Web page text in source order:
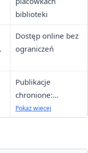
25 51, Filia nr 14
32 473 47 30
biblioteki
Dostęp online bez
ograniczeń
Publikacje
chronione:
terminal w
Czytelni ul.
pozostałe: online
Pokaż więcej